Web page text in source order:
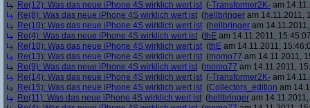
Re(12): Was das neue iPhone 4S wirklich wert ist (-Transformer2K- am
Re(8): Was das neue iPhone 4S wirklich wert ist (hellbringer am 14.11.2011,
Re(10): Was das neue iPhone 4S wirklich wert ist (hellbringer am
Re(4): Was das neue iPhone 4S wirklich wert ist (thE am 14.11.2011,
Re(10): Was das neue iPhone 4S wirklich wert ist (thE am 14.11.2011,
Re(13): Was das neue iPhone 4S wirklich wert ist (momo77 am 14.11.2011,
Re(9): Was das neue iPhone 4S wirklich wert ist (momo77 am 14.11.2011,
Re(14): Was das neue iPhone 4S wirklich wert ist (-Transformer2K- am
Re(15): Was das neue iPhone 4S wirklich wert ist (Collectors_edition am
Re(11): Was das neue iPhone 4S wirklich wert ist (hellbringer am